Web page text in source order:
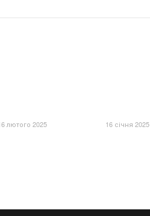
лютого 2025 16 січня 2025